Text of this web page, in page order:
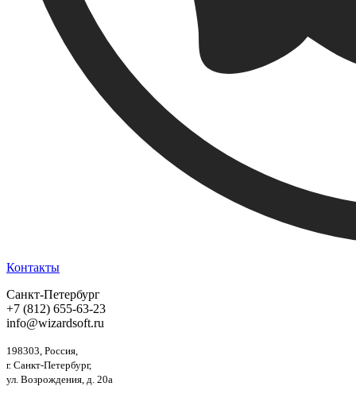
Контакты
Санкт-Петербург
+7 (812) 655-63-23
info@wizardsoft.ru
198303, Россия,
г. Санкт-Петербург,
ул. Возрождения, д. 20а